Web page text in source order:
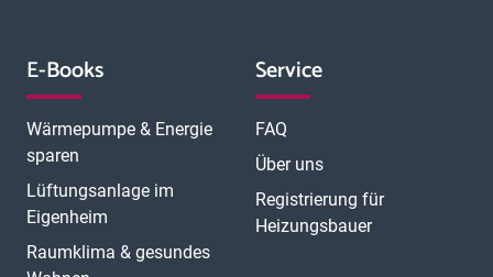
E-Books
Wärmepumpe & Energie
sparen
Lüftungsanlage im
Eigenheim
Raumklima & gesundes
Service
FAQ
Über uns
Registrierung für
Heizungsbauer